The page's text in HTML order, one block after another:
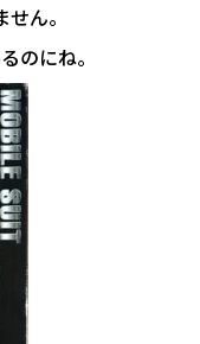
ん。
のにね。